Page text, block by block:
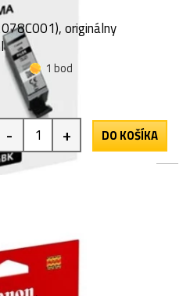
originálny
1 bod
- + DO KOŠÍKA